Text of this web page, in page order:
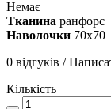
Немає
Тканина ранфорс
Наволочки 70х70
0 відгуків /
Кількість